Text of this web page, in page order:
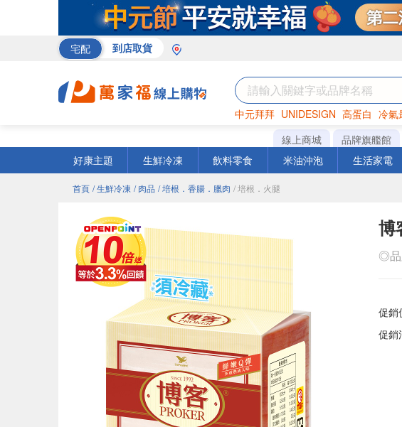
宅配 到店取貨
中元拜拜 UNIDESIGN 高蛋白 冷氣
罐頭 咖啡 海苔
線上商城 品牌旗艦館
好康主題
生鮮冷凍 飲料零食 米油沖泡 生活家電
首頁 / 生鮮冷凍 / 肉品 / 培根．香腸．臘肉 / 培根．火腿
博
◎品
促銷
促銷